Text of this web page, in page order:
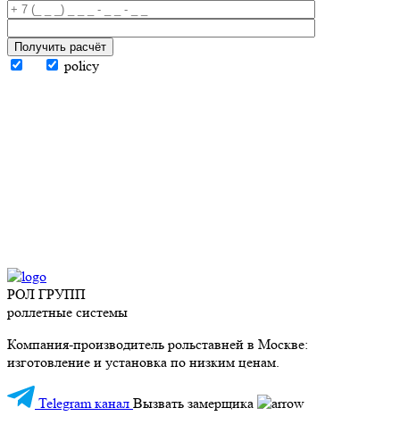
Получить расчёт
policy
РОЛ ГРУПП
роллетные системы
Компания-производитель рольставней в Москве:
изготовление и установка по низким ценам.
Telegram канал Вызвать замерщика